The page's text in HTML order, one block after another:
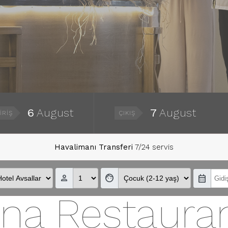
6 August ÇIKIŞ 7 August
Havalimanı Transferi 7/24 servis
person_outline face calendar_month